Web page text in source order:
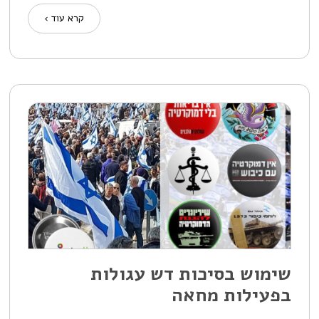
קרא עוד ›
שימוש בסיכות דש עגולות
בפעילות מחאה